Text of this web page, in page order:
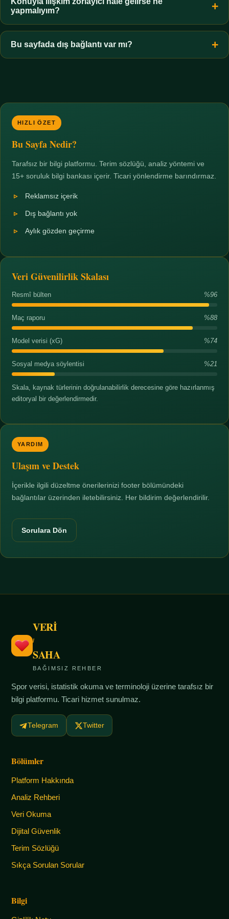
zorunluluktur.
yapmalıyım?
Zaman sınırı koyun, harcadığınız süreyi ölçün ve gerekirse
profesyonel destek alın. Türkiye'de ücretsiz danışma hatları
mevcuttur; yardım istemek güçlü bir adımdır.
Bu sayfada dış bağlantı var mı?
HIZLI ÖZET
Bu Sayfa Nedir?
Tarafsız bir bilgi platformu. Terim sözlüğü, analiz yöntemi ve
15+ soruluk bilgi bankası içerir. Ticari yönlendirme barındırmaz.
Reklamsız içerik
Dış bağlantı yok
Aylık gözden geçirme
Veri Güvenilirlik Skalası
Resmî bülten %96
Maç raporu %88
Model verisi (xG) %74
Sosyal medya söylentisi %21
Skala, kaynak türlerinin doğrulanabilirlik derecesine göre hazırlanmış
editoryal bir değerlendirmedir.
YARDIM
Ulaşım ve Destek
İçerikle ilgili düzeltme önerilerinizi footer bölümündeki
bağlantılar üzerinden iletebilirsiniz. Her bildirim değerlendirilir.
Sorulara Dön
VERİ
/
SAHA
BAĞIMSIZ REHBER
Spor verisi, istatistik okuma ve terminoloji üzerine tarafsız bir
bilgi platformu. Ticari hizmet sunulmaz.
Telegram Twitter
Bölümler
Platform Hakkında
Analiz Rehberi
Veri Okuma
Dijital Güvenlik
Terim Sözlüğü
Sıkça Sorulan Sorular
Bilgi